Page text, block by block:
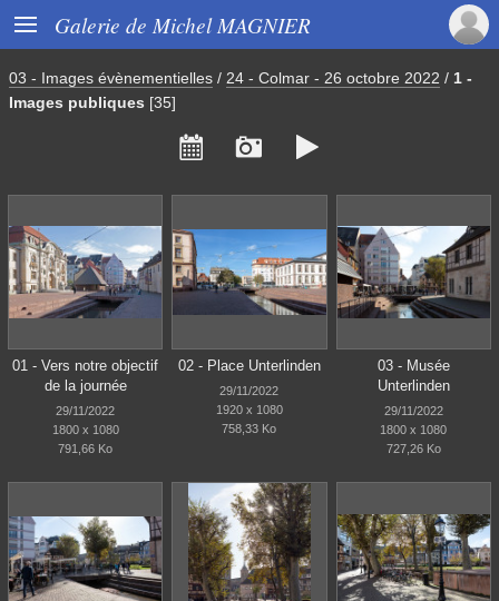
 Galerie de Michel MAGNIER
03 - Images évènementielles / 24 - Colmar - 26 octobre 2022 / 1 -
Images publiques [35]
  
01 - Vers notre objectif
de la journée
29/11/2022
1800 x 1080
791,66 Ko
02 - Place Unterlinden
29/11/2022
1920 x 1080
758,33 Ko
03 - Musée
Unterlinden
29/11/2022
1800 x 1080
727,26 Ko